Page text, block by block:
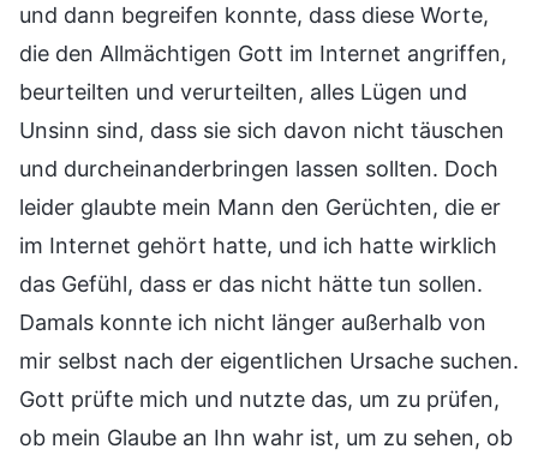
und dann begreifen konnte, dass diese Worte,
die den Allmächtigen Gott im Internet angriffen,
beurteilten und verurteilten, alles Lügen und
Unsinn sind, dass sie sich davon nicht täuschen
und durcheinanderbringen lassen sollten. Doch
leider glaubte mein Mann den Gerüchten, die er
im Internet gehört hatte, und ich hatte wirklich
das Gefühl, dass er das nicht hätte tun sollen.
Damals konnte ich nicht länger außerhalb von
mir selbst nach der eigentlichen Ursache suchen.
Gott prüfte mich und nutzte das, um zu prüfen,
ob mein Glaube an Ihn wahr ist, um zu sehen, ob